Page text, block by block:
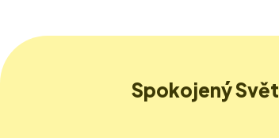
Spokojený Svět